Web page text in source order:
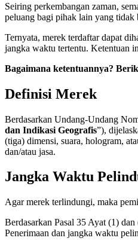
Seiring perkembangan zaman,
peluang bagi pihak lain yang
Ternyata, merek terdaftar dapat
jangka waktu tertentu. Ketentuan
Bagaimana ketentuannya?
Definisi Merek
Berdasarkan Undang-Undang
dan Indikasi Geografis”),
(tiga) dimensi, suara, hologram,
dan/atau jasa.
Jangka Waktu
Agar merek terlindungi, maka
Berdasarkan Pasal 35 Ayat (1)
Penerimaan dan jangka waktu